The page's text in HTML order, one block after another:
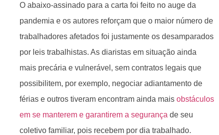
O abaixo-assinado para a carta foi feito no auge da
pandemia e os autores reforçam que o maior número de
trabalhadores afetados foi justamente os desamparados
por leis trabalhistas. As diaristas em situação ainda
mais precária e vulnerável, sem contratos legais que
possibilitem, por exemplo, negociar adiantamento de
férias e outros tiveram encontram ainda mais obstáculos
em se manterem e garantirem a segurança de seu
coletivo familiar, pois recebem por dia trabalhado.